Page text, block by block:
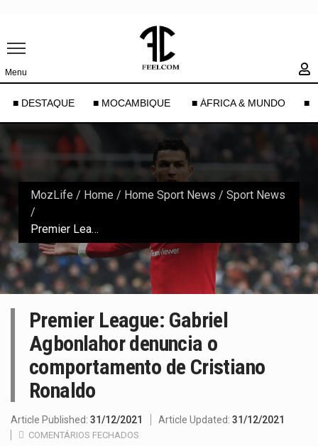
Menu
■ DESTAQUE ■ MOCAMBIQUE ■ ÁFRICA & MUNDO ■
MozLife / Home / Home Sport News / Sport News
/
Premier League: Gabriel Agbonlahor denuncia o comportamento de Cristiano Ronaldo
Premier League: Gabriel
Agbonlahor denuncia o
comportamento de Cristiano
Ronaldo
Article Published: 31/12/2021 Article Updated: 31/12/2021
COMENTÁRIOS FECHADOS